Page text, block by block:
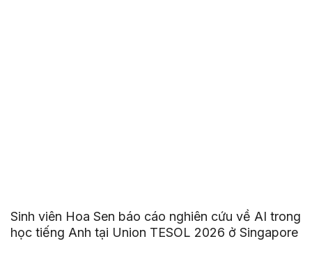
Sinh viên Hoa Sen báo cáo nghiên cứu về AI trong
học tiếng Anh tại Union TESOL 2026 ở Singapore